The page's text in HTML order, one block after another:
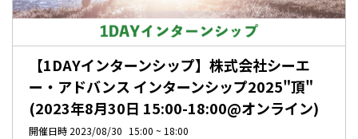
【1DAYインターンシップ】株式会社シーエ
ー・アドバンス インターンシップ2025"頂"
(2023年8月30日 15:00-18:00@オンライン)
開催日時 2023/08/30 15:00 18:00